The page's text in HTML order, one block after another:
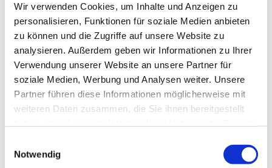
Wir verwenden Cookies, um Inhalte und Anzeigen zu
personalisieren, Funktionen für soziale Medien anbieten
zu können und die Zugriffe auf unsere Website zu
analysieren. Außerdem geben wir Informationen zu Ihrer
Verwendung unserer Website an unsere Partner für
soziale Medien, Werbung und Analysen weiter. Unsere
Partner führen diese Informationen möglicherweise mit
weiteren Daten zusammen, die Sie ihnen bereitgestellt
NotwendigDies könnte Sie auch